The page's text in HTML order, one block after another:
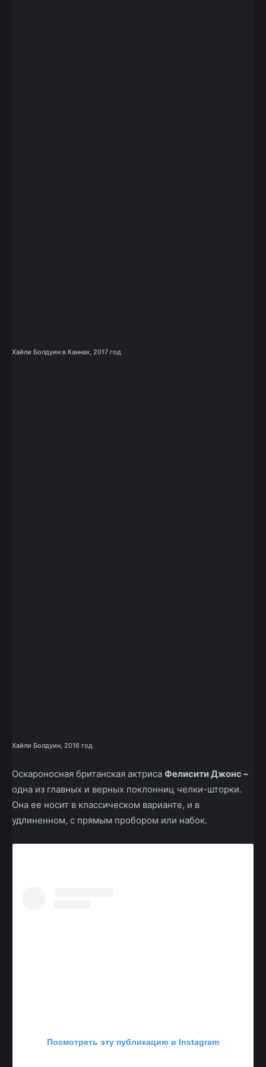
Хайли Болдуин в Каннах, 2017 год
Хайли Болдуин, 2016 год
Оскароносная британская актриса Фелисити Джонс –
одна из главных и верных поклонниц челки-шторки.
Она ее носит в классическом варианте, и в
удлиненном, с прямым пробором или набок.
Посмотреть эту публикацию в Instagram